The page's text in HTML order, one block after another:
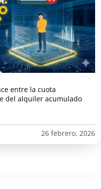
entre la cuota
del alquiler acumulado
26 febrero, 2026